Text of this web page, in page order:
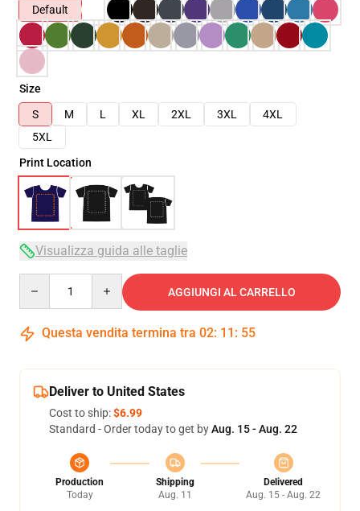
Default
Size
S
M L XL 2XL 3XL
4XL
5XL
Print Location
Visualizza guida alle taglie
AGGIUNGI AL CARRELLO
Questa vendita termina tra 02: 11 : 54
Deliver to United States
Cost to ship:$6.99
Standard - Order today to get byAug. 15 - Aug. 22
Production
Today
Shipping
Aug. 11
Delivered
Aug. 15 - Aug. 22